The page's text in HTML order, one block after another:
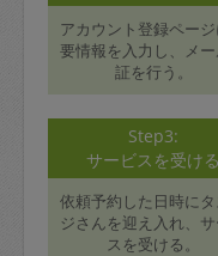
アカウント登録ペー
要情報を入力し、メ
証を行う。
Step3:
サービスを受ける
依頼予約した日時にタ
ジさんを迎え入れ、
スを受ける。